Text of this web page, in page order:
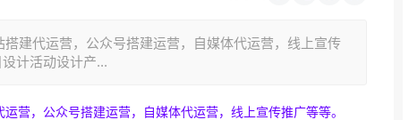
建代运营，公众号搭建运营，自媒体代运营，线上宣传
计活动设计产...
营，公众号搭建运营，自媒体代运营，线上宣传推广等等。